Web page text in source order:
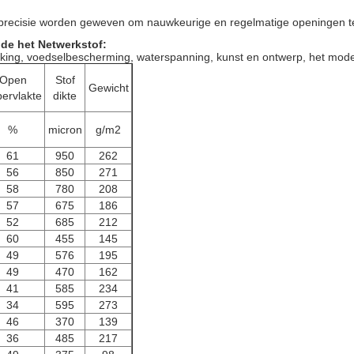
worden geweven om nauwkeurige en regelmatige openingen
het Netwerkstof:
voedselbescherming, waterspanning, kunst en ontwerp, het
Stof
dikte
Gewicht
% micron g/m2
61 950
262
56
850
271
58
780
208
57
675
186
52
685
212
60
455
145
49
576
195
49
470
162
41
585
234
34
595
273
46
370
139
36
485
217